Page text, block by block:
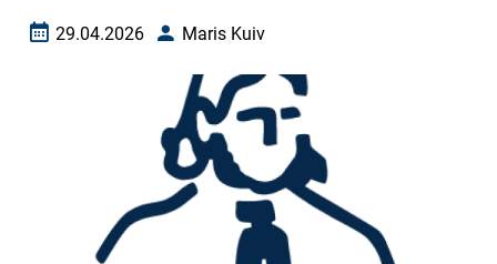
Loomise kuupäev
29.04.2026 AutorMaris Kuiv